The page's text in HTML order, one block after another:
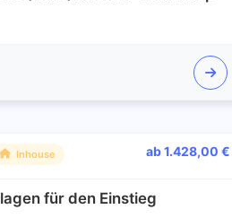
Inhouse ab 1.428,00 €
für den Einstieg